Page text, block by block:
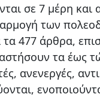
σε 7 μέρη
των
τα 477 άρθρα,
τα έως
ανενεργές,